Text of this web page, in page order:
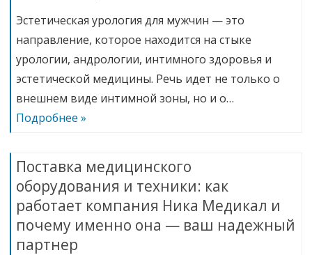
Эстетическая урология для мужчин — это
направление, которое находится на стыке
урологии, андрологии, интимного здоровья и
эстетической медицины. Речь идет не только о
внешнем виде интимной зоны, но и о…
Подробнее »
Поставка медицинского
оборудования и техники: как
работает компания Ника Медикал и
почему именно она — ваш надежный
партнер